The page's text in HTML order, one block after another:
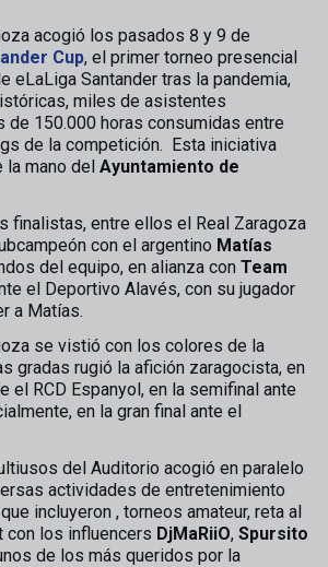
acogió los pasados 8 y 9 de
Cup, el primer torneo presencial
eLaLiga Santander tras la pandemia,
miles de asistentes
de 150.000 horas consumidas entre
de la competición. Esta iniciativa
la mano del Ayuntamiento de
finalistas, entre ellos el Real Zaragoza
con el argentino Matías
del equipo, en alianza con Team
el Deportivo Alavés, con su jugador
a Matías.
se vistió con los colores de la
gradas rugió la afición zaragocista, en
el RCD Espanyol, en la semifinal ante
en la gran final ante el
del Auditorio acogió en paralelo
actividades de entretenimiento
incluyeron , torneos amateur, reta al
con los influencers DjMaRiiO, Spursito
de los más queridos por la